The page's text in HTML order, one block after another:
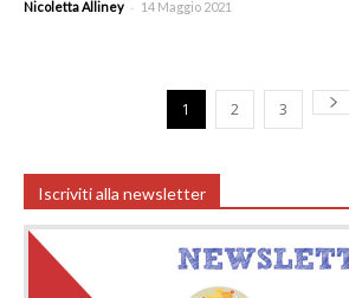
Nicoletta Alliney - 14 Maggio 2021
1 2 3
Iscriviti alla newsletter